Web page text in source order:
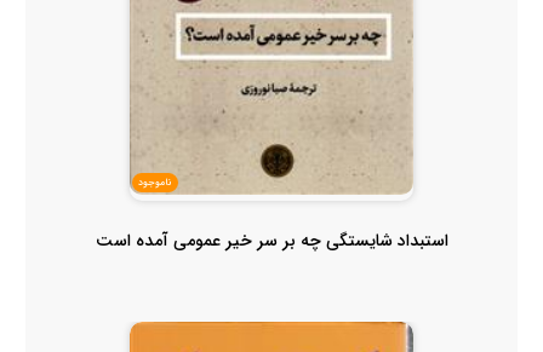
ناموجود
استبداد شایستگی چه بر سر خیر عمومی آمده است